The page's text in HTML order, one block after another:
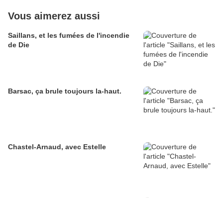
Vous aimerez aussi
Saillans, et les fumées de l'incendie
de Die
Barsac, ça brule toujours la-haut.
Chastel-Arnaud, avec Estelle